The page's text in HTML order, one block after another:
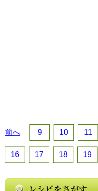
前へ 9 10 11
16 17 18 19